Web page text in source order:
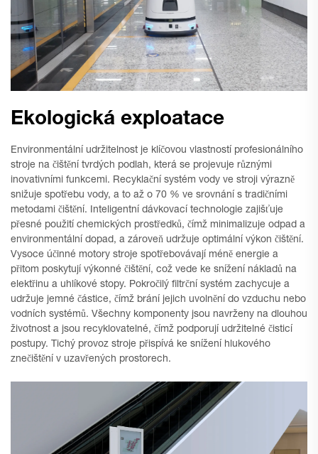
Ekologická exploatace
Environmentální udržitelnost je klíčovou vlastností profesionálního
stroje na čištění tvrdých podlah, která se projevuje různými
inovativními funkcemi. Recyklační systém vody ve stroji výrazně
snižuje spotřebu vody, a to až o 70 % ve srovnání s tradičními
metodami čištění. Inteligentní dávkovací technologie zajišťuje
přesné použití chemických prostředků, čímž minimalizuje odpad a
environmentální dopad, a zároveň udržuje optimální výkon čištění.
Vysoce účinné motory stroje spotřebovávají méně energie a
přitom poskytují výkonné čištění, což vede ke snížení nákladů na
elektřinu a uhlíkové stopy. Pokročilý filtrční systém zachycuje a
udržuje jemné částice, čímž brání jejich uvolnění do vzduchu nebo
vodních systémů. Všechny komponenty jsou navrženy na dlouhou
životnost a jsou recyklovatelné, čímž podporují udržitelné čisticí
postupy. Tichý provoz stroje přispívá ke snížení hlukového
znečištění v uzavřených prostorech.